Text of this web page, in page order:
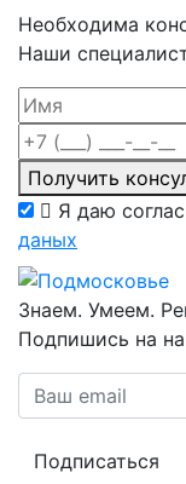
Необходима
Наши
Получить
Я даю
даных
Знаем. Умеем.
Подпишись на
Подписаться